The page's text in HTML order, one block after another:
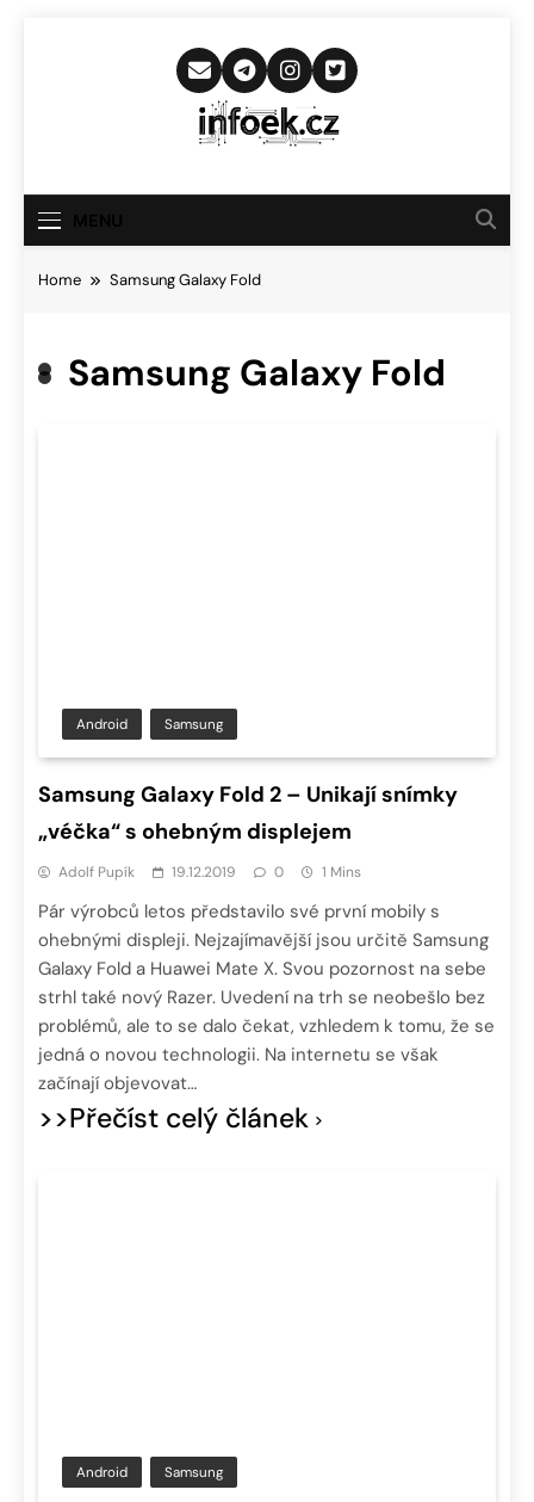
Infoek.cz
Novinkám
Home Samsung Galaxy Fold
Samsung Galaxy Fold
Android Samsung
Samsung Galaxy Fold 2 – Unikají snímky
„véčka“ s ohebným displejem
Adolf Pupík 19.12.2019 0 1 Mins
Pár výrobců letos představilo své první mobily s
ohebnými displeji. Nejzajímavější jsou určitě Samsung
Galaxy Fold a Huawei Mate X. Svou pozornost na sebe
strhl také nový Razer. Uvedení na trh se neobešlo bez
problémů, ale to se dalo čekat, vzhledem k tomu, že se
jedná o novou technologii. Na internetu se však
začínají objevovat…
>>Přečíst celý článek
Android Samsung